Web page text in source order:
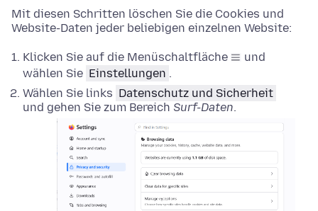
Mit diesen Schritten löschen Sie die Cookies und
Website-Daten jeder beliebigen einzelnen Website:
Klicken Sie auf die Menüschaltfläche
und
wählen Sie Einstellungen .
Wählen Sie links Datenschutz und Sicherheit
und gehen Sie zum Bereich Surf-Daten.